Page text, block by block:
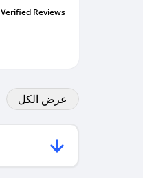
Verified Reviews
عرض الكل